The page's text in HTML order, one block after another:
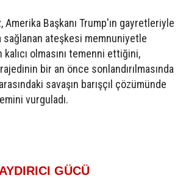
Amerika Başkanı Trump'ın gayretleriyle
sağlanan ateşkesi memnuniyetle
kalıcı olmasını temenni ettiğini,
bir an önce sonlandırılmasında
savaşın barışçıl çözümünde
vurguladı.
GÜCÜ